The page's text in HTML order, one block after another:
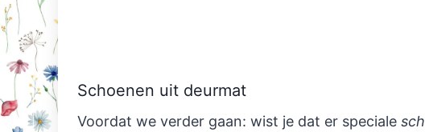
Schoenen uit deurmat
Voordat we verder gaan: wist je dat er speciale